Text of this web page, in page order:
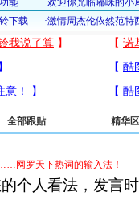
全部跟贴 精华区
网罗天下热词的输入法！